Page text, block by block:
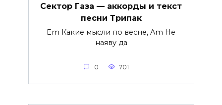
Сектор Газа — аккорды и текст
песни Трипак
Em Какие мысли по весне, Am Не
наяву да
0 701